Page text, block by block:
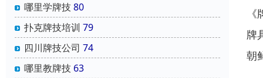
哪里学牌技80
扑克牌技培训 79
四川牌技公司 74
哪里教牌技 63
牌
朝